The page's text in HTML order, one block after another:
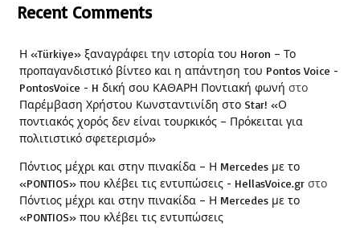
Recent Comments
Η «Türkiye» ξαναγράφει την ιστορία του Horon – Το
προπαγανδιστικό βίντεο και η απάντηση του Pontos Voice -
PontosVoice - H δική σου ΚΑΘΑΡΗ Ποντιακή φωνή στο
Παρέμβαση Χρήστου Κωνσταντινίδη στο Star! «Ο
ποντιακός χορός δεν είναι τουρκικός – Πρόκειται για
πολιτιστικό σφετερισμό»
Πόντιος μέχρι και στην πινακίδα – Η Mercedes με το
«PONTIOS» που κλέβει τις εντυπώσεις - HellasVoice.gr στο
Πόντιος μέχρι και στην πινακίδα – Η Mercedes με το
«PONTIOS» που κλέβει τις εντυπώσεις